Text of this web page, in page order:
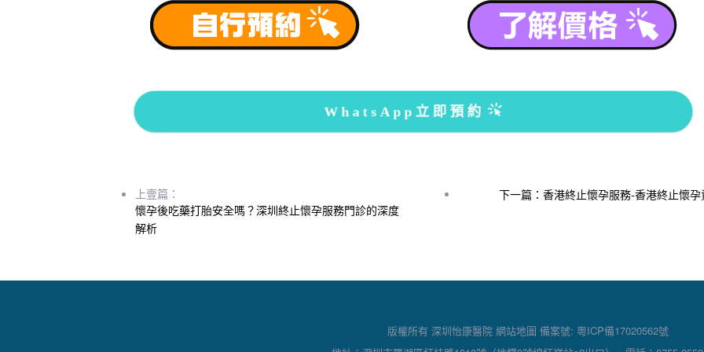
WhatsApp立即預約
上壹篇：
懷孕後吃藥打胎安全嗎？深圳終止懷孕服務門診的深度
解析
下一篇：香港終止懷孕服務-香港終止懷孕
版權所有 深圳怡康醫院 網站地圖 備案號: 粵ICP備17020562號